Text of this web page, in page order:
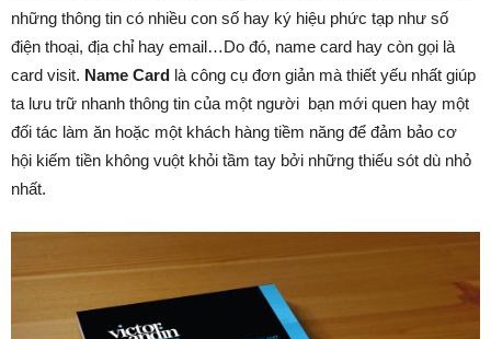
những thông tin có nhiều con số hay ký hiệu phức tạp như số
điện thoại, địa chỉ hay email…Do đó, name card hay còn gọi là
card visit. Name Card là công cụ đơn giản mà thiết yếu nhất giúp
ta lưu trữ nhanh thông tin của một người bạn mới quen hay một
đối tác làm ăn hoặc một khách hàng tiềm năng để đảm bảo cơ
hội kiếm tiền không vuột khỏi tầm tay bởi những thiếu sót dù nhỏ
nhất.